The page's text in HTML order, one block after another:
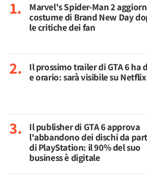
Marvel's Spider-Man 2
costume di Brand New Day
le critiche dei fan
Il prossimo trailer di GTA 6 ha
e orario: sarà visibile su Netflix
Il publisher di GTA 6 approva
l'abbandono dei dischi da
di PlayStation: il 90% del suo
business è digitale